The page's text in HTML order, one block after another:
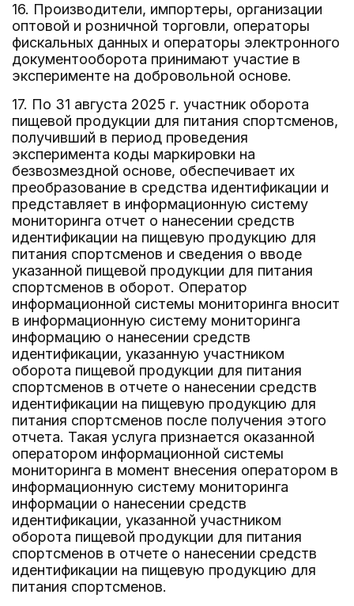
16. Производители, импортеры, организации
оптовой и розничной торговли, операторы
фискальных данных и операторы электронного
документооборота принимают участие в
эксперименте на добровольной основе.
17. По 31 августа 2025 г. участник оборота
пищевой продукции для питания спортсменов,
получивший в период проведения
эксперимента коды маркировки на
безвозмездной основе, обеспечивает их
преобразование в средства идентификации и
представляет в информационную систему
мониторинга отчет о нанесении средств
идентификации на пищевую продукцию для
питания спортсменов и сведения о вводе
указанной пищевой продукции для питания
спортсменов в оборот. Оператор
информационной системы мониторинга вносит
в информационную систему мониторинга
информацию о нанесении средств
идентификации, указанную участником
оборота пищевой продукции для питания
спортсменов в отчете о нанесении средств
идентификации на пищевую продукцию для
питания спортсменов после получения этого
отчета. Такая услуга признается оказанной
оператором информационной системы
мониторинга в момент внесения оператором в
информационную систему мониторинга
информации о нанесении средств
идентификации, указанной участником
оборота пищевой продукции для питания
спортсменов в отчете о нанесении средств
идентификации на пищевую продукцию для
питания спортсменов.